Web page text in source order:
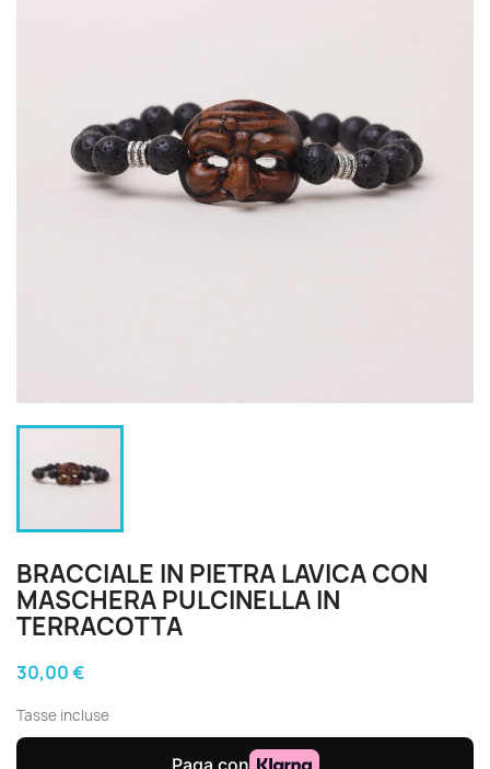
BRACCIALE IN PIETRA LAVICA CON
MASCHERA PULCINELLA IN
TERRACOTTA
30,00 €
Tasse incluse